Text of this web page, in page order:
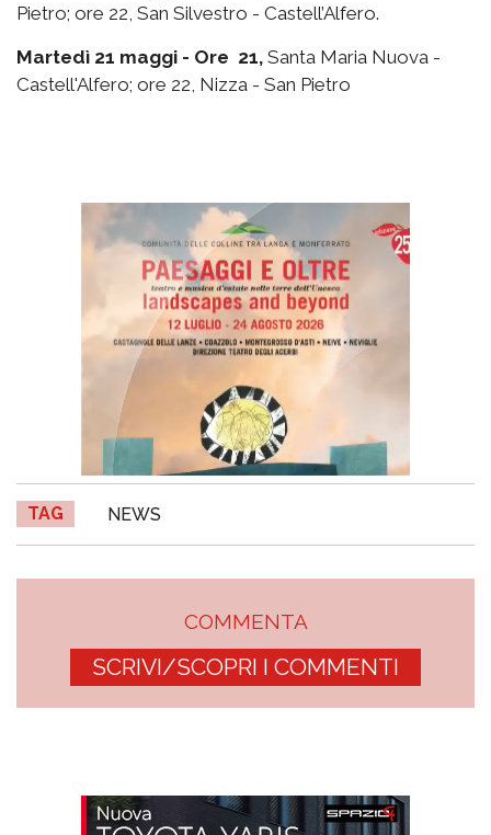
Pietro; ore 22, San Silvestro - Castell’Alfero.
Martedì 21 maggi - Ore 21, Santa Maria Nuova -
Castell'Alfero; ore 22, Nizza - San Pietro
TAG NEWS
COMMENTA
SCRIVI/SCOPRI I COMMENTI